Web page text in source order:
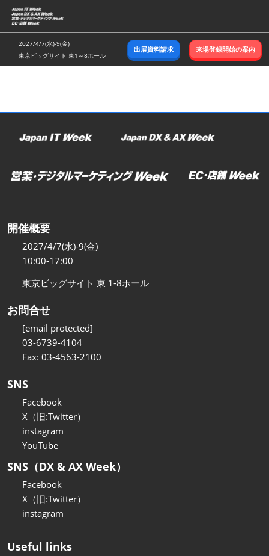
ス
キ
ッ
し
む
2027/4/7(水)-9(金)
東京ビッグサイト 東1～8ホール
出展資料請求 来場登録開始の案内
開催概要
2027/4/7(水)-9(金)
10:00-17:00
東京ビッグサイト 東 1-8ホール
お問合せ
[email protected]
03-6739-4104
Fax: 03-4563-2100
SNS
Facebook
X（旧:Twitter）
instagram
YouTube
SNS（DX & AX Week）
Facebook
X（旧:Twitter）
instagram
Useful links